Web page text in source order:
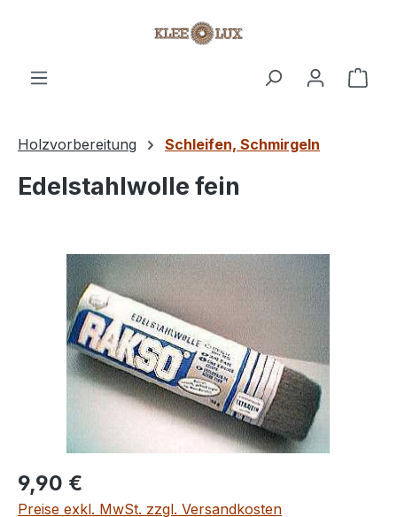
Holzvorbereitung Schleifen, Schmirgeln
Edelstahlwolle fein
Regulärer Preis:
9,90 €
Preise exkl. MwSt. zzgl. Versandkosten